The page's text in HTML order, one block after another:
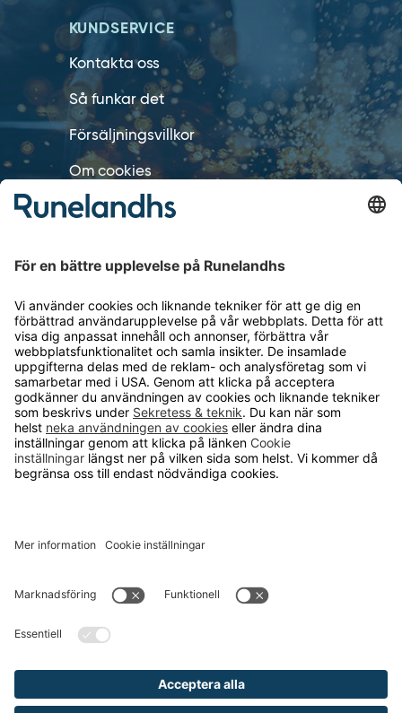
KUNDSERVICE
Kontakta oss
Så funkar det
Försäljningsvillkor
Om cookies
Personuppgiftshantering
OM RUNELANDHS
Om Runelandhs
Köpvillkor
Därför ska du välja oss
Lediga jobb
Kvalitets- och miljöpolicy
TELEFON
order@runelandhs.se